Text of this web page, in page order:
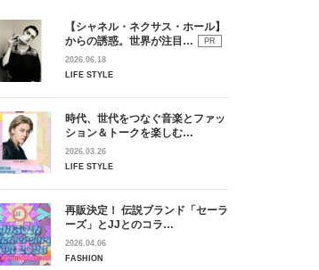
【シャネル・ネクサス・ホール】
からの誘惑。世界が注目…
PR
2026.06.18
LIFE STYLE
時代、世代をつなぐ音楽とファッ
ション＆トークを楽しむ…
2026.03.26
LIFE STYLE
再販決定！ 伝説ブランド「セーラ
ーズ」とJJとのコラ…
2026.04.06
FASHION